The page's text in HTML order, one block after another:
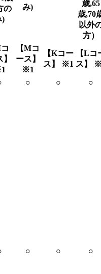
の
)
み)
歳,65
歳,70
以外
方）
コ
】
【Mコ
ース 】
※1
【Kコー
ス 】 ※1
【Lコ
ス 】
○ ○ ○
○ ○ ○